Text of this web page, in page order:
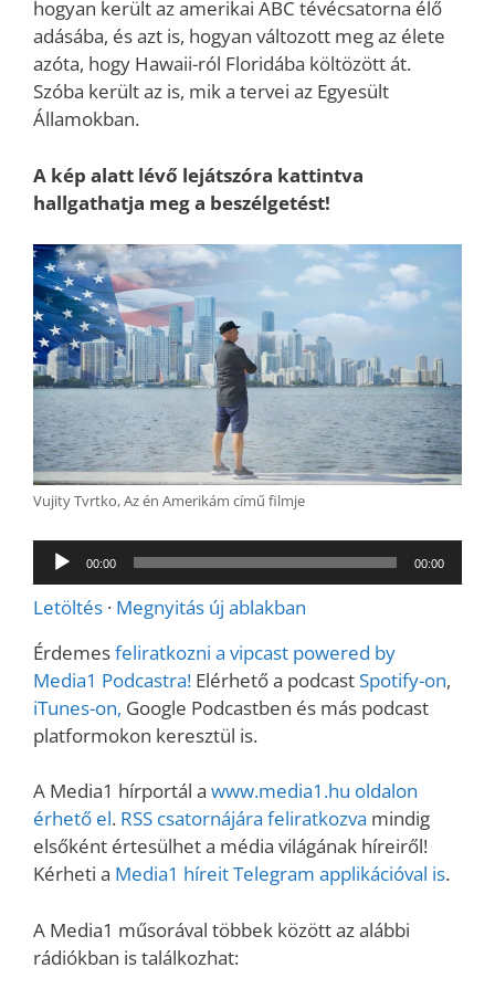
hogyan került az amerikai ABC tévécsatorna élő
adásába, és azt is, hogyan változott meg az élete
azóta, hogy Hawaii-ról Floridába költözött át.
Szóba került az is, mik a tervei az Egyesült
Államokban.
A kép alatt lévő lejátszóra kattintva
hallgathatja meg a beszélgetést!
Vujity Tvrtko, Az én Amerikám című filmje
Audió
lejátszó
00:00 00:00
Letöltés · Megnyitás új ablakban
Érdemesfeliratkozni a vipcast powered by
Media1 Podcastra! Elérhető a podcastSpotify-on,
iTunes-on, Google Podcastben és más podcast
platformokon keresztül is.
A Media1 hírportál a www.media1.hu oldalon
érhető el. RSS csatornájára feliratkozva mindig
elsőként értesülhet a média világának híreiről!
Kérheti a Media1 híreit Telegram applikációval is.
A Media1 műsorával többek között az alábbi
rádiókban is találkozhat: